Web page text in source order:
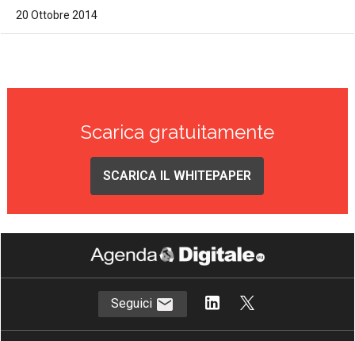
20 Ottobre 2014
Scarica gratuitamente
SCARICA IL WHITEPAPER
Seguici